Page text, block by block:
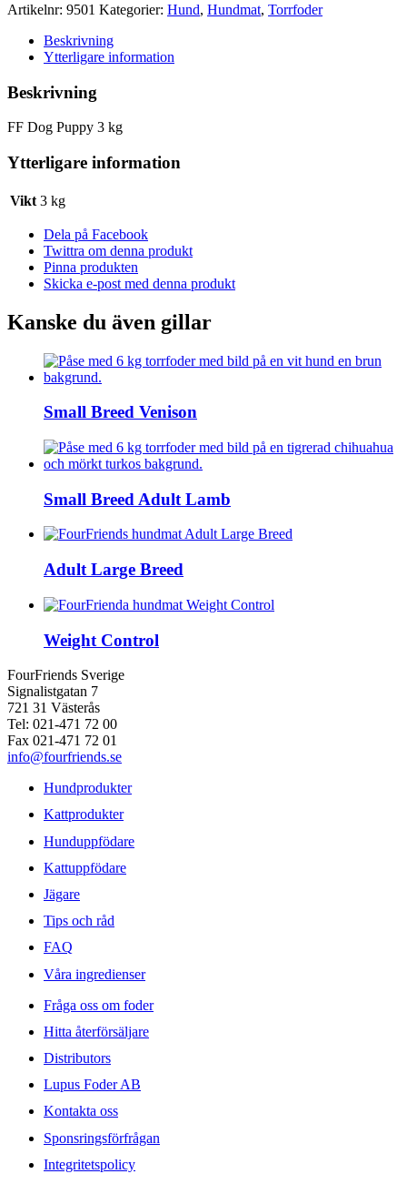
Artikelnr: 9501 Kategorier: Hund, Hundmat, Torrfoder
Beskrivning
Ytterligare information
Beskrivning
FF Dog Puppy 3 kg
Ytterligare information
Vikt 3 kg
Dela på Facebook
Twittra om denna produkt
Pinna produkten
Skicka e-post med denna produkt
Kanske du även gillar
Small Breed Venison
Small Breed Adult Lamb
Adult Large Breed
Weight Control
FourFriends Sverige
Signalistgatan 7
721 31 Västerås
Tel: 021-471 72 00
Fax 021-471 72 01
info@fourfriends.se
Hundprodukter
Kattprodukter
Hunduppfödare
Kattuppfödare
Jägare
Tips och råd
FAQ
Våra ingredienser
Fråga oss om foder
Hitta återförsäljare
Distributors
Lupus Foder AB
Kontakta oss
Sponsringsförfrågan
Integritetspolicy